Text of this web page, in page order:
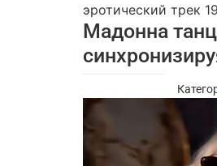
эротический трек
Мадонна